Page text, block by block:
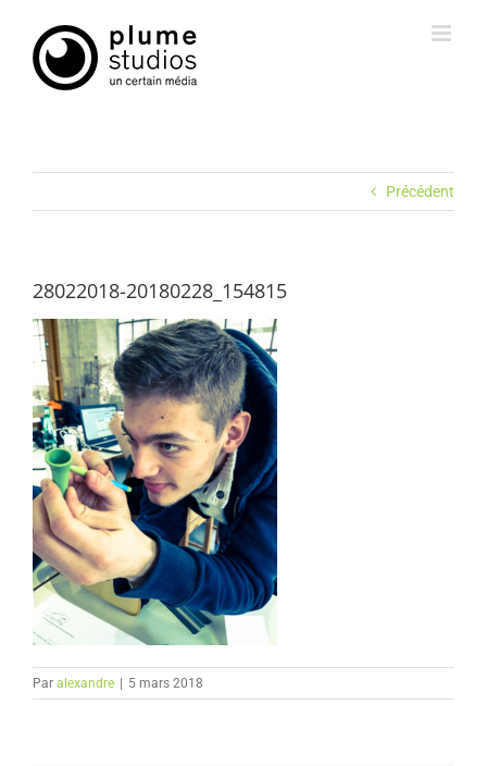
contenu
Précédent
28022018-20180228_154815
Par alexandre 5 mars 2018